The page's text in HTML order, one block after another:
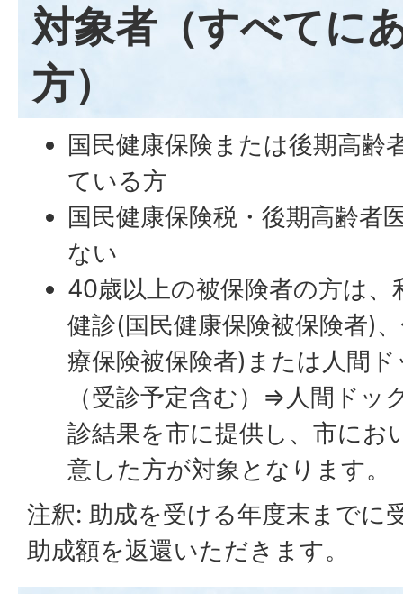
対象者（すべてに
方）
国民健康保険または後期高齢
ている方
国民健康保険税・後期高齢者
ない
40歳以上の被保険者の方は、
健診(国民健康保険被保険者)
療保険被保険者)または人間
（受診予定含む）⇒人間ドッ
診結果を市に提供し、市にお
意した方が対象となります。
注釈: 助成を受ける年度末までに
助成額を返還いただきます。